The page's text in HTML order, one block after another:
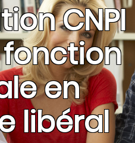
CNPI
en
libéral